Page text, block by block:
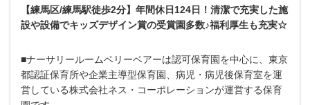
【練馬区/練馬駅徒歩2分】年間休日124日！清潔で充実した施
設や設備でキッズデザイン賞の受賞園多数♪福利厚生も充実☆
■ナーサリールームベリーベアーは認可保育園を中心に、東京
都認証保育所や企業主導型保育園、病児・病児後保育室を運
営している株式会社ネス・コーポレーションが運営する保育